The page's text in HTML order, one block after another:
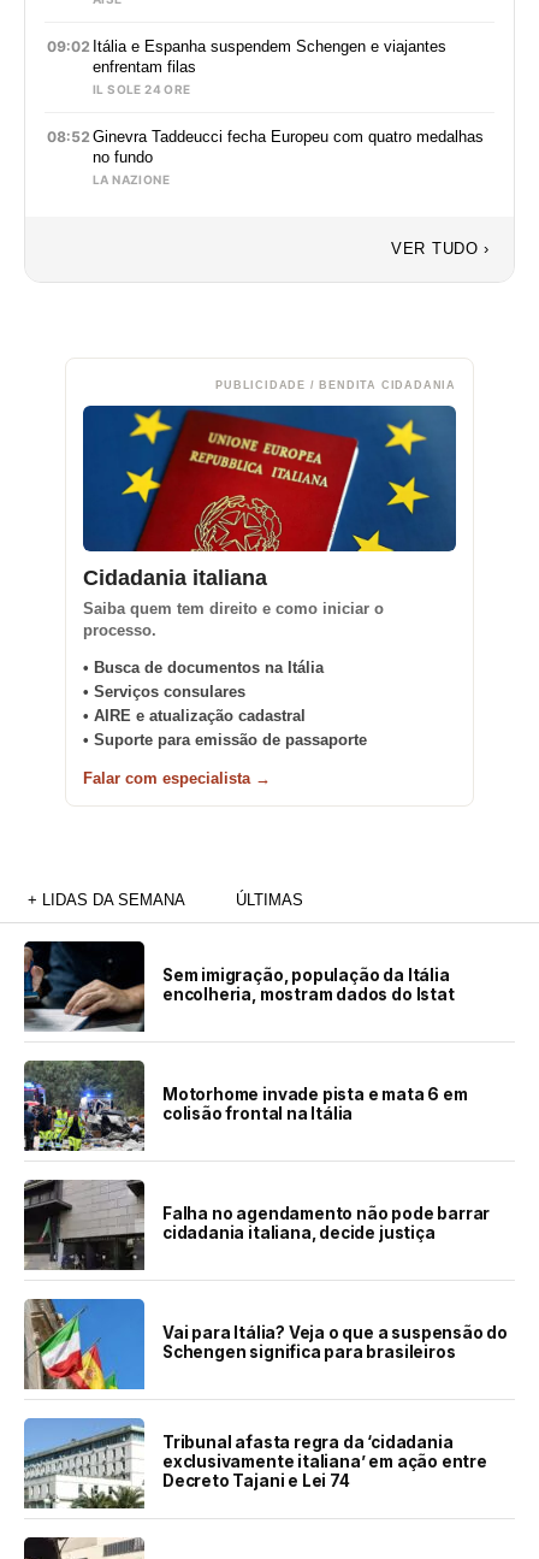
09:02 Itália e Espanha suspendem Schengen e viajantes
enfrentam filas
IL SOLE 24 ORE
08:52Ginevra Taddeucci fecha Europeu com quatro medalhas
no fundo
LA NAZIONE
VER TUDO ›
PUBLICIDADE / BENDITA CIDADANIA
Cidadania italiana
Saiba quem tem direito e como iniciar o
processo.
• Busca de documentos na Itália
• Serviços consulares
• AIRE e atualização cadastral
• Suporte para emissão de passaporte
Falar com especialista →
+ LIDAS DA SEMANA ÚLTIMAS
Sem imigração, população da Itália
encolheria, mostram dados do Istat
Motorhome invade pista e mata 6 em
colisão frontal na Itália
Falha no agendamento não pode barrar
cidadania italiana, decide justiça
Vai para Itália? Veja o que a suspensão do
Schengen significa para brasileiros
Tribunal afasta regra da ‘cidadania
exclusivamente italiana’ em ação entre
Decreto Tajani e Lei 74